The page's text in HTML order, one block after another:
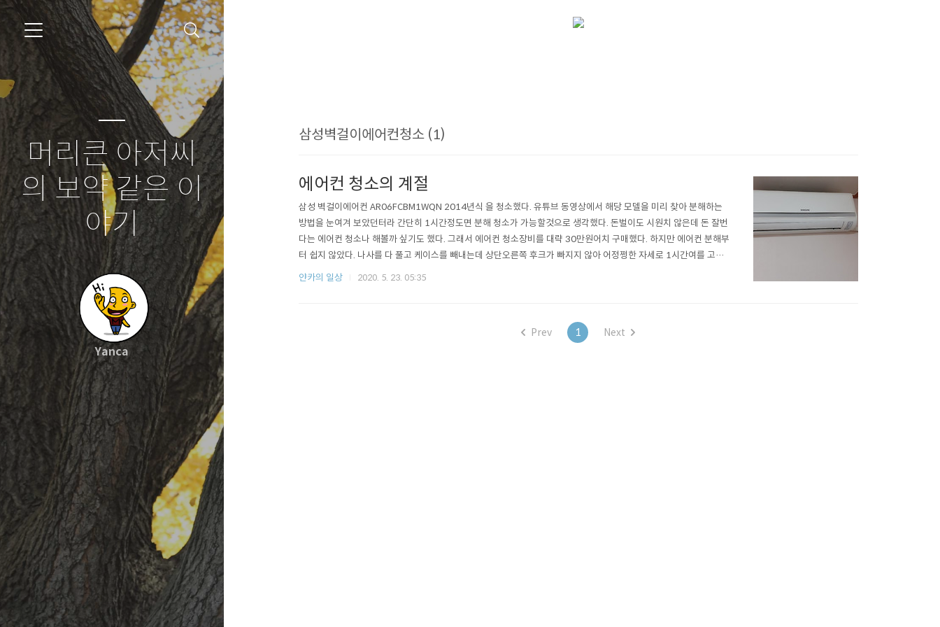
머리큰 아저씨
의 보약 같은 이
야기
Yanca
삼성벽걸이에어컨청소 (1)
에어컨 청소의 계절
삼성 벽걸이에어컨 AR06FCBM1WQN 2014년식 을 청소했다. 유튜브 동영상에서 해당 모델을 미리 찾아 분해하는
방법을 눈여겨 보았던터라 간단히 1시간정도면 분해 청소가 가능할것으로 생각했다. 돈벌이도 시원치 않은데 돈 잘번
다는 에어컨 청소나 해볼까 싶기도 했다. 그래서 에어컨 청소장비를 대략 30만원어치 구매했다. 하지만 에어컨 분해부
터 쉽지 않았다. 나사를 다 풀고 케이스를 빼내는데 상단오른쪽 후크가 빠지지 않아 어정쩡한 자세로 1시간여를 고생했
다. 이미 이때 나는 탈진상태. 상체 티셔츠는 이미 축축... 그리고 만나게된 곰팡이들... 열 교환기(애바?)는 비교적 깨끗
얀카의 일상 2020. 5. 23. 05:35
Prev 1 Next